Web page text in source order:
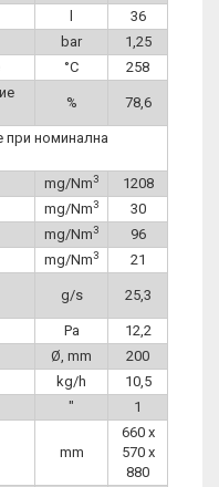
l
36
bar
1,25
°C
258
% 78,6
при номинална
mg/Nm3
1208
mg/Nm3
30
mg/Nm3
96
mg/Nm3
21
g/s 25,3
Pa
12,2
Ø, mm
200
kg/h
10,5
″ 1
mm
660 x
570 x
880